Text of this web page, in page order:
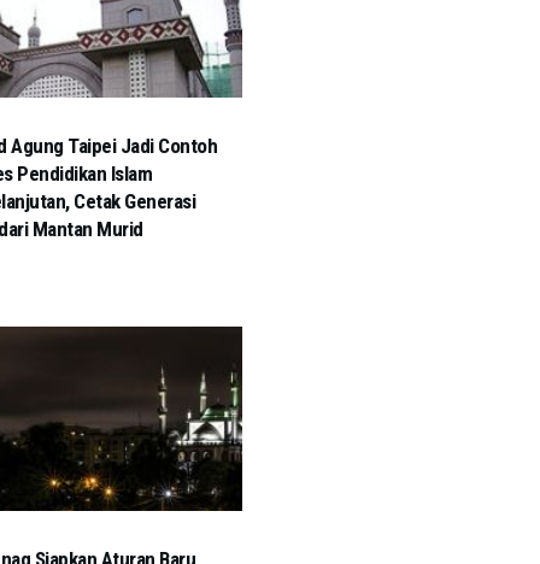
Agung Taipei Jadi Contoh
Pendidikan Islam
Cetak Generasi
Mantan Murid